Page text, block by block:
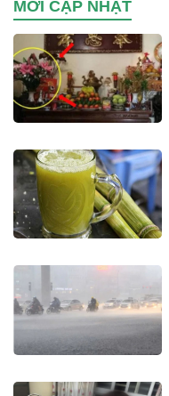
xuyên quốc gia do đối
trú tại xã Nga Sơn,
MỚI CẬP NHẬT